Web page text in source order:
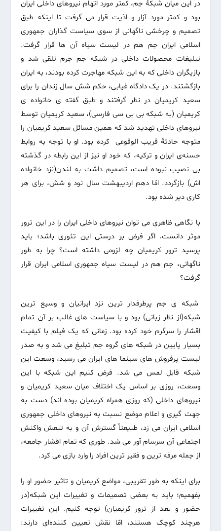
در این میان شبکۀ جم، کمتر مورد اتهام نیروهای داخلی ایران
بود و کمتر مورد آزار و اذیت قرار می گرفت تا اینکه طبق
تصمیم و چرخشی ناگهانی از سوی سیاست گذاران جمهوری
اسلامی ایران جم هم در لیست سیاه آن ها قرار گرفت.
تبلیغات محصولات داخلی در شبکه جم جرم تلقی شد و
بازیگران داخلی که به این شبکه مهاجرت کرده بودند، به ایران
بازگشتند. در یک دادگاه غیابی، حکم شش سال زندان را برای
سعید کریمیان در نظر گرفتند و طبق گفته ی خانواده ی
کریمیان (به شبکه بی بی سی فارسی)، سعید کریمیان توسط
نیروهای داخلی تهدید شد که همین مسائل سعید کریمیان را
متوجه حادثۀ قریب الوقوعی کرده بود. او با توجه به روابط
حسنه‌ی ایران و ترکیه، که خود او نیز از این رابطه در گذشته
بی نصیب نبوده است، تصمیم داشت به لندن(نزد خانواده
اش) بازگردد. امّا دهم اردیبهشت سال نود و شش، برای هر
کاری دیر شده بود.
با نگاهی ظاهری می توان نیروهای داخلی ایران را در این ترور
موثر دانست. اگر فرض بر درستی این تئوری باشد؛ باید
پرسید ترور کریمیان چه لزومی داشته است؟ چرا به طور
ناگهانی، جم هم در لیست سیاه جمهوری اسلامی ایران قرار
گرفت؟
شبکه ی جم پرطرفدار ترین نزد ایرانیان و وسیع ترین
شبکه(از نظر زبانی) بود و با سیاست های غالب بر آن تمام
اقشار را سرگرم خود کرده بود. زمانی که یک فیلم با کیفیت
بسیار پایین در شبکه های گروه جم تبلیغ می شد و به صدر
لیست پرفروش های سینما های ایران می رسید، وسعت این
شبکه قابل لمس می شد. فرض کنیم این شبکه با این
وسعت، روزی بر اساس یک اختلاف میان سعید کریمیان و
نیروهای داخلی (که روزی همراه کریمیان بوده اند) دست به
جهت گیری و اعلام موضع نسبت به نیروهای داخلی جمهوری
اسلامی ایران می زد، طبیعتاً گسترش آن و به تبعش واکنش
اجتماعی آن سرسام آور می شد. طوری که تمام اقشار جامعه،
از جمله مرفه ترین و فقیر ترین افراد را وارد بازی می کرد.
برای اینکه به طور تقریبی، مواضع کریمیان و تاثیر حضور او را
بفهمیم؛ باید به بعضی تصمیمات و تغییرات این شبکه(در
حضور و بعد از ترور کریمیان) توجه کنیم. این تغییرات
هرچند کوچک هستند، امّا نقش تعیین کننده‌ای دارند: